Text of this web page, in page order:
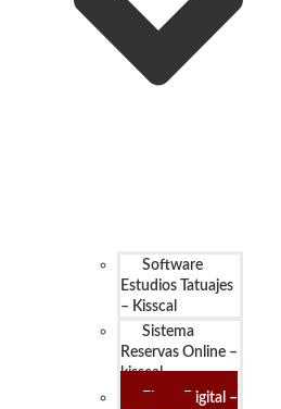
Software
Estudios Tatuajes
– Kisscal
Sistema
Reservas Online –
kisscal
Firma Digital –